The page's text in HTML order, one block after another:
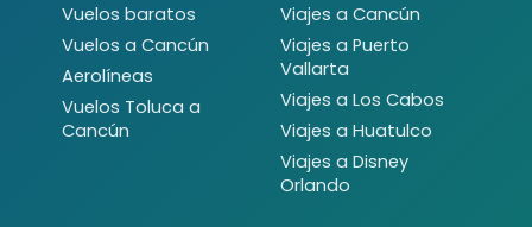
Vuelos baratos
Vuelos a Cancún
Aerolíneas
Vuelos Toluca a
Cancún
Viajes a Cancún
Viajes a Puerto
Vallarta
Viajes a Los Cabos
Viajes a Huatulco
Viajes a Disney
Orlando